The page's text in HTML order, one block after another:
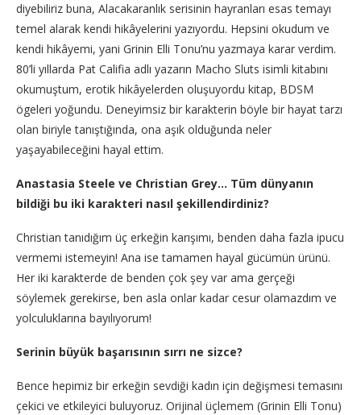
diyebiliriz buna, Alacakaranlık serisinin hayranları esas temayı
temel alarak kendi hikâyelerini yazıyordu. Hepsini okudum ve
kendi hikâyemi, yani Grinin Elli Tonu’nu yazmaya karar verdim.
80’li yıllarda Pat Califia adlı yazarın Macho Sluts isimli kitabını
okumuştum, erotik hikâyelerden oluşuyordu kitap, BDSM
ögeleri yoğundu. Deneyimsiz bir karakterin böyle bir hayat tarzı
olan biriyle tanıştığında, ona aşık olduğunda neler
yaşayabileceğini hayal ettim.
Anastasia Steele ve Christian Grey… Tüm dünyanın
bildiği bu iki karakteri nasıl şekillendirdiniz?
Christian tanıdığım üç erkeğin karışımı, benden daha fazla ipucu
vermemi istemeyin! Ana ise tamamen hayal gücümün ürünü.
Her iki karakterde de benden çok şey var ama gerçeği
söylemek gerekirse, ben asla onlar kadar cesur olamazdım ve
yolculuklarına bayılıyorum!
Serinin büyük başarısının sırrı ne sizce?
Bence hepimiz bir erkeğin sevdiği kadın için değişmesi temasını
çekici ve etkileyici buluyoruz. Orijinal üçlemem (Grinin Elli Tonu)